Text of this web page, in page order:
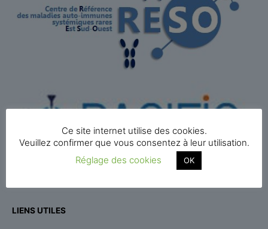
LIENS UTILES
Ce site internet utilise des cookies.
Veuillez confirmer que vous consentez à leur utilisation.
Réglage des cookies
OK